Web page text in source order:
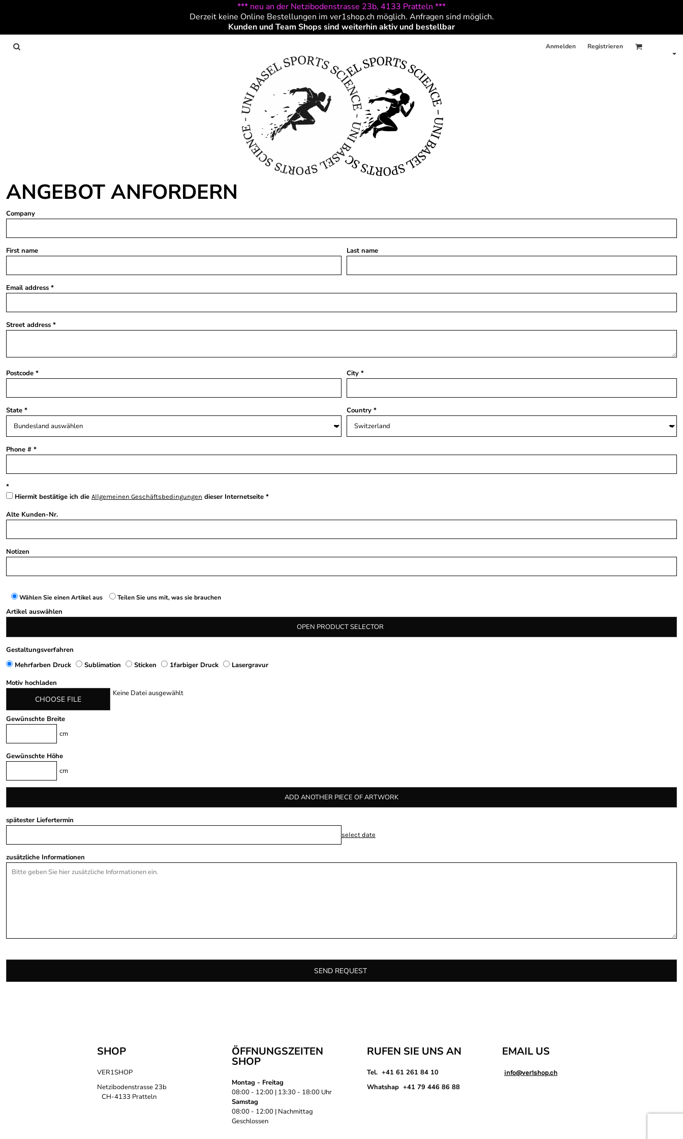
*** neu an der Netzibodenstrasse 23b, 4133 Pratteln ***
Derzeit keine Online Bestellungen im ver1shop.ch möglich. Anfragen sind möglich.
Kunden und Team Shops sind weiterhin aktiv und bestellbar
Anmelden Registrieren
ANGEBOT ANFORDERN
Company
First name Last name
Email address
Street address
Postcode City
State Country
Phone #
Hiermit bestätige ich die Allgemeinen Geschäftsbedingungen dieser Internetseite
Alte Kunden-Nr.
Notizen
Wählen Sie einen Artikel aus Teilen Sie uns mit, was sie brauchen
Artikel auswählen
OPEN PRODUCT SELECTOR
Gestaltungsverfahren
Mehrfarben Druck
Sublimation Sticken 1farbiger Druck
Lasergravur
Motiv hochladen
CHOOSE FILE
Keine Datei ausgewählt
Gewünschte Breite
cm
Gewünschte Höhe
cm
ADD ANOTHER PIECE OF ARTWORK
spätester Liefertermin
select date
zusätzliche Informationen
SEND REQUEST
SHOP
VER1SHOP
Netzibodenstrasse 23b
CH-4133 Pratteln
ÖFFNUNGSZEITEN
SHOP
Montag - Freitag
08:00 - 12:00 | 13:30 - 18:00 Uhr
Samstag
08:00 - 12:00 | Nachmittag
Geschlossen
RUFEN SIE UNS AN
Tel. +41 61 261 84 10
Whatshap +41 79 446 86 88
EMAIL US
info@ver1shop.ch
Registrieren
Warenkorb: 0 Artikel